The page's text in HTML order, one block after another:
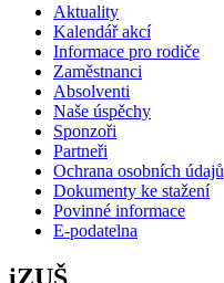
Aktuality
Kalendář akcí
Informace pro rodiče
Zaměstnanci
Absolventi
Naše úspěchy
Sponzoři
Partneři
Ochrana osobních údajů
Dokumenty ke stažení
Povinné informace
E-podatelna